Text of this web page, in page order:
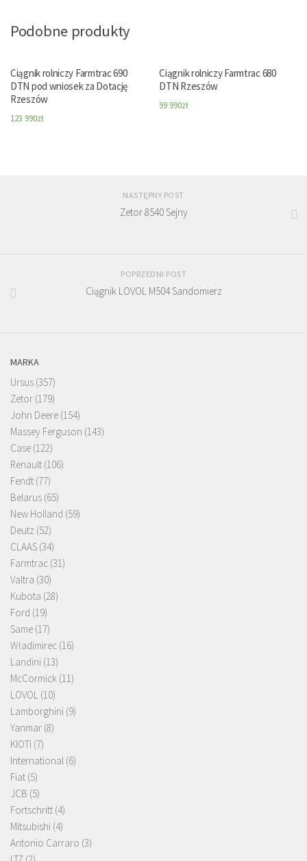
Podobne produkty
Ciągnik rolniczy Farmtrac 690
DTN pod wniosek za Dotację
Rzeszów
123 990zł
Ciągnik rolniczy Farmtrac 680
DTN Rzeszów
99 990zł
NASTĘPNY POST
Zetor 8540 Sejny
POPRZEDNI POST
Ciągnik LOVOL M504 Sandomierz
MARKA
Ursus (357)
Zetor (179)
John Deere (154)
Massey Ferguson (143)
Case (122)
Renault (106)
Fendt (77)
Belarus (65)
New Holland (59)
Deutz (52)
CLAAS (34)
Farmtrac (31)
Valtra (30)
Kubota (28)
Ford (19)
Same (17)
Władimirec (16)
Landini (13)
McCormick (11)
LOVOL (10)
Lamborghini (9)
Yanmar (8)
KIOTI (7)
International (6)
Fiat (5)
JCB (5)
Fortschritt (4)
Mitsubishi (4)
Antonio Carraro (3)